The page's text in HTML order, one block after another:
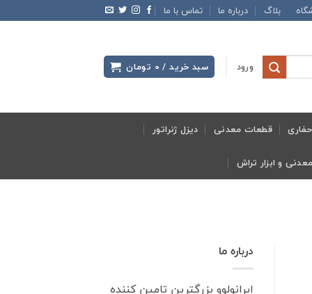
بلاگ درباره ما تماس با ما
ورود سبد خرید / 0 تومان
قطعات معدنی دیزل ژنراتور
درباره ما
ایرانولوو بزرگترین تامین کننده